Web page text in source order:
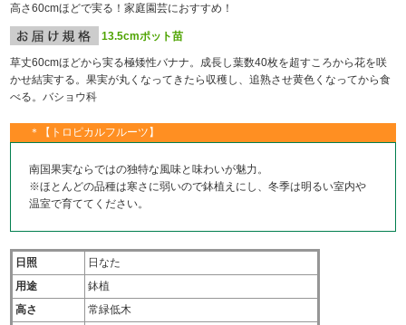
高さ60cmほどで実る！家庭園芸におすすめ！
13.5cmポット苗
草丈60cmほどから実る極矮性バナナ。成長し葉数40枚を超すころから花を咲
かせ結実する。果実が丸くなってきたら収穫し、追熟させ黄色くなってから食
べる。バショウ科
＊【トロピカルフルーツ】
南国果実ならではの独特な風味と味わいが魅力。
※ほとんどの品種は寒さに弱いので鉢植えにし、冬季は明るい室内や
温室で育ててください。
日照
日なた
用途
鉢植
高さ
常緑低木